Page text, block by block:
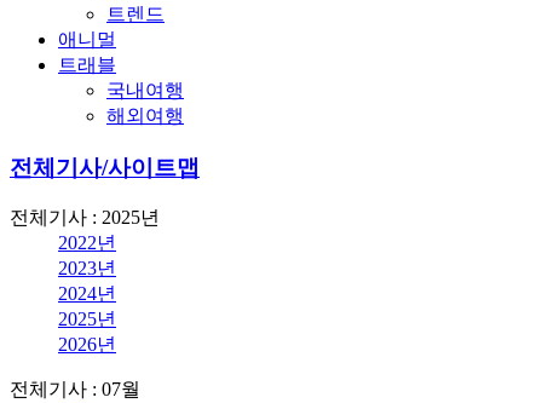
트렌드
애니멀
트래블
국내여행
해외여행
전체기사/사이트맵
전체기사 : 2025년
2022년
2023년
2024년
2025년
2026년
전체기사 : 07월